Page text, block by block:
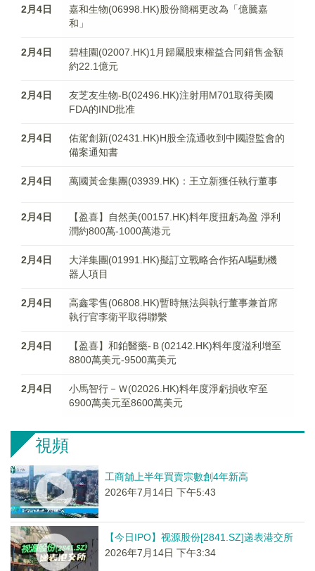
2月4日
嘉和生物(06998.HK)股份簡稱更改為「億騰嘉
和」
2月4日
碧桂園(02007.HK)1月歸屬股東權益合同銷售金額
約22.1億元
2月4日
友芝友生物-B(02496.HK)注射用​M701取得美國
FDA的IND批准
2月4日
佑駕創新(02431.HK)H股全流通收到中國證監會的
備案通知書​
2月4日 萬國黃金集團(03939.HK)：王立新獲任執行董事
2月4日
【盈喜】自然美(00157.HK)料年度扭虧為盈 淨利
潤約800萬-1000萬港元
2月4日
大洋集團(01991.HK)擬訂立戰略合作拓AI驅動機
器人項目
2月4日
高鑫零售(06808.HK)暫時無法與執行董事兼首席
執行官李衛平取得聯繫
2月4日
【盈喜】和鉑醫藥-Ｂ(02142.HK)料年度溢利增至
8800萬美元-9500萬美元
2月4日
小馬智行－Ｗ(02026.HK)料年度淨虧損收窄至
6900萬美元至8600萬美元
視頻
工商舖上半年買賣宗數創4年新高
2026年7月14日 下午5:43
【今日IPO】视源股份[2841.SZ]递表港交所
2026年7月14日 下午3:34